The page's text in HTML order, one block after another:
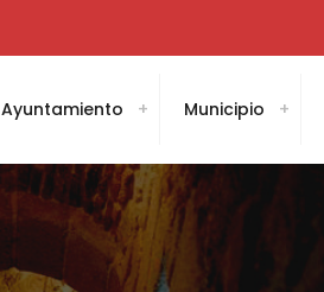
Ayuntamiento Municipio